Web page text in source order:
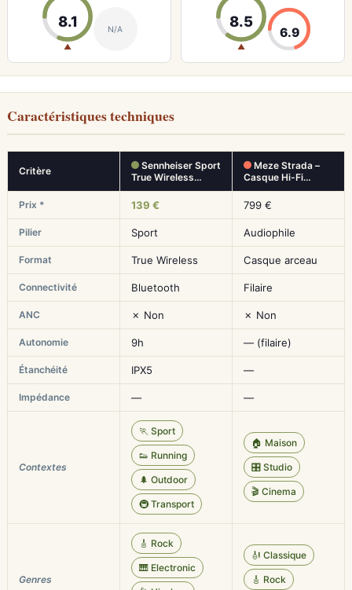
8.1
▲
N/A 8.5
▲
6.9
Caractéristiques techniques
Critère
Sennheiser Sport
True Wireless…
Meze Strada –
Casque Hi-Fi…
Prix * 139 € 799 €
Pilier Sport Audiophile
Format True Wireless Casque arceau
Connectivité Bluetooth Filaire
ANC ✗ Non ✗ Non
Autonomie 9h — (filaire)
Étanchéité IPX5 —
Impédance — —
Contextes
🏃 Sport
👟 Running
🌲 Outdoor
🚇 Transport
🏠 Maison
🎛️ Studio
🎬 Cinema
Genres
🎸 Rock
🎹 Electronic
🎻 Classique
🎸 Rock